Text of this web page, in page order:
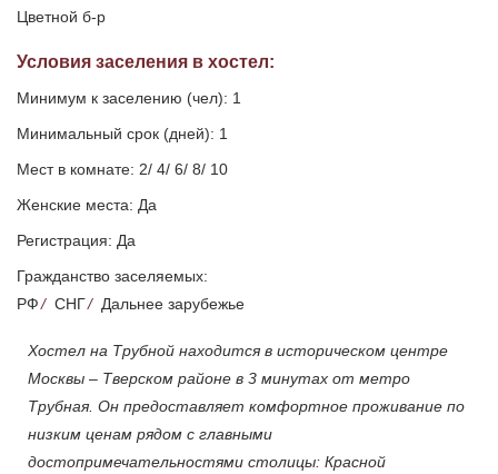
Цветной б-р
Условия заселения в хостел:
Минимум к заселению (чел): 1
Минимальный срок (дней): 1
Мест в комнате: 2/ 4/ 6/ 8/ 10
Женские места: Да
Регистрация: Да
Гражданство заселяемых:
РФ/ СНГ/ Дальнее зарубежье
Хостел на Трубной находится в историческом центре
Москвы – Тверском районе в 3 минутах от метро
Трубная. Он предоставляет комфортное проживание по
низким ценам рядом с главными
достопримечательностями столицы: Красной